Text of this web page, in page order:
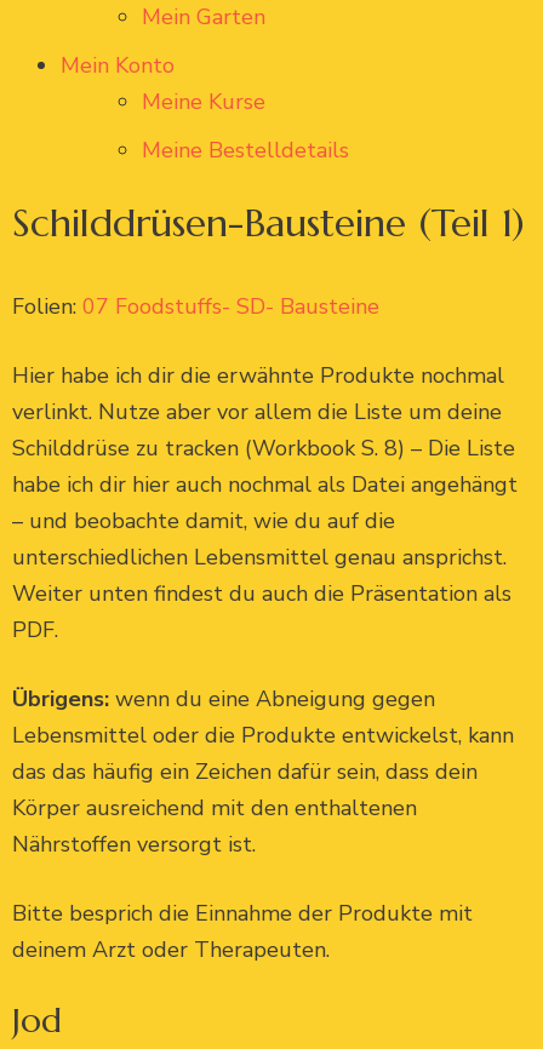
Mein Garten
Mein Konto
Meine Kurse
Meine Bestelldetails
Schilddrüsen-Bausteine (Teil 1)
Folien: 07 Foodstuffs- SD- Bausteine
Hier habe ich dir die erwähnte Produkte nochmal
verlinkt. Nutze aber vor allem die Liste um deine
Schilddrüse zu tracken (Workbook S. 8) – Die Liste
habe ich dir hier auch nochmal als Datei angehängt
– und beobachte damit, wie du auf die
unterschiedlichen Lebensmittel genau ansprichst.
Weiter unten findest du auch die Präsentation als
PDF.
Übrigens: wenn du eine Abneigung gegen
Lebensmittel oder die Produkte entwickelst, kann
das das häufig ein Zeichen dafür sein, dass dein
Körper ausreichend mit den enthaltenen
Nährstoffen versorgt ist.
Bitte besprich die Einnahme der Produkte mit
deinem Arzt oder Therapeuten.
Jod